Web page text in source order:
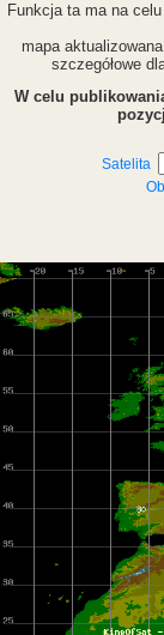
Funkcja ta ma na
mapa
szczegółowe
W celu
Satelita